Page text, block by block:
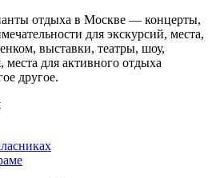
отдыха в Москве — концерты,
для экскурсий, места,
выставки, театры, шоу,
для активного отдыха
другое.